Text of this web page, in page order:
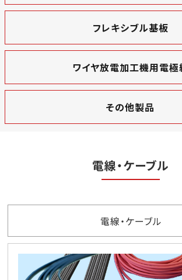
フレキシブル基板
ワイヤ放電加工機用電極
その他製品
電線・ケーブル
電線・ケーブル